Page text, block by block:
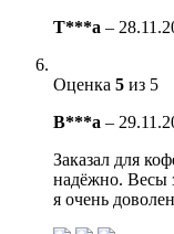
Т***а –
Оценка 5 из 5
В***а –
Заказал для
надёжно. Весы
я очень